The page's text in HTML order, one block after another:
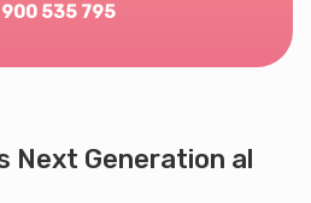
900 535 795
Next Generation al